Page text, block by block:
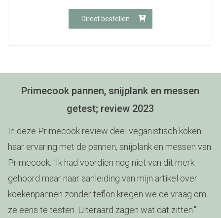
Direct bestellen
Primecook pannen, snijplank en messen
getest; review 2023
In deze Primecook review deel veganistisch koken
haar ervaring met de pannen, snijplank en messen van
Primecook. "Ik had voordien nog niet van dit merk
gehoord maar naar aanleiding van mijn artikel over
koekenpannen zonder teflon kregen we de vraag om
ze eens te testen. Uiteraard zagen wat dat zitten."